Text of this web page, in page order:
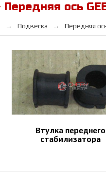
ось
Подвеска Передняя
Втулка переднего
стабилизатора